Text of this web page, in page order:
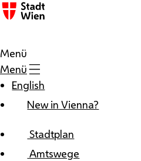
Zum Inhalt
Menü
Menü
English
New in Vienna?
Stadtplan
Amtswege